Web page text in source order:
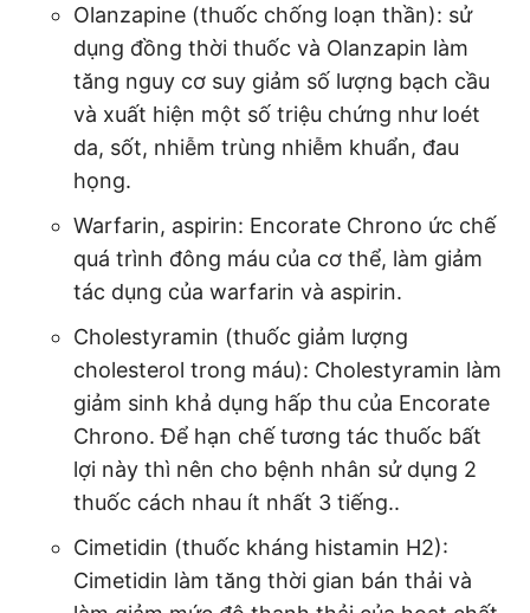
Olanzapine (thuốc chống loạn thần): sử
dụng đồng thời thuốc và Olanzapin làm
tăng nguy cơ suy giảm số lượng bạch cầu
và xuất hiện một số triệu chứng như loét
da, sốt, nhiễm trùng nhiễm khuẩn, đau
họng.
Warfarin, aspirin: Encorate Chrono ức chế
quá trình đông máu của cơ thể, làm giảm
tác dụng của warfarin và aspirin.
Cholestyramin (thuốc giảm lượng
cholesterol trong máu): Cholestyramin làm
giảm sinh khả dụng hấp thu của Encorate
Chrono. Để hạn chế tương tác thuốc bất
lợi này thì nên cho bệnh nhân sử dụng 2
thuốc cách nhau ít nhất 3 tiếng..
Cimetidin (thuốc kháng histamin H2):
Cimetidin làm tăng thời gian bán thải và